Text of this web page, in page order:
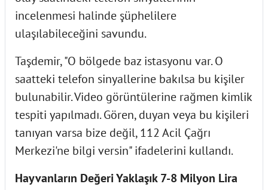
incelenmesi halinde şüphelilere
ulaşılabileceğini savundu.
Taşdemir, "O bölgede baz istasyonu var. O
saatteki telefon sinyallerine bakılsa bu kişiler
bulunabilir. Video görüntülerine rağmen kimlik
tespiti yapılmadı. Gören, duyan veya bu kişileri
tanıyan varsa bize değil, 112 Acil Çağrı
Merkezi'ne bilgi versin" ifadelerini kullandı.
Hayvanların Değeri Yaklaşık 7-8 Milyon Lira